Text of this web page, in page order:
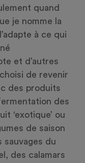
quand
je nomme la
à ce qui
et d’autres
de revenir
des produits
des
‘exotique’ ou
de saison
sauvages du
des calamars